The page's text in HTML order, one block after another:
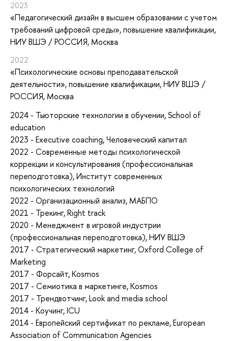
2023
«Педагогический дизайн в высшем образовании с учетом
требований цифровой среды», повышение квалификации,
НИУ ВШЭ / РОССИЯ, Москва
2022
«Психологические основы преподавательской
деятельности», повышение квалификации, НИУ ВШЭ /
РОССИЯ, Москва
2024 - Тьюторские технологии в обучении, School of
education
2023 - Executive coaching, Человеческий капитал
2022 - Современные методы психологической
коррекции и консультирования (профессиональная
переподготовка), Институт современных
психологических технологий
2022 - Организационный анализ, МАБПО
2021 - Трекинг, Right track
2020 - Менеджмент в игровой индустрии
(профессиональная переподготовка), НИУ ВШЭ
2017 - Стратегический маркетинг, Oxford College of
Marketing
2017 - Форсайт, Kosmos
2017 - Семиотика в маркетинге, Kosmos
2017 - Трендвотчинг, Look and media school
2014 - Коучинг, ICU
2014 - Европейский сертификат по рекламе, European
Association of Communication Agencies